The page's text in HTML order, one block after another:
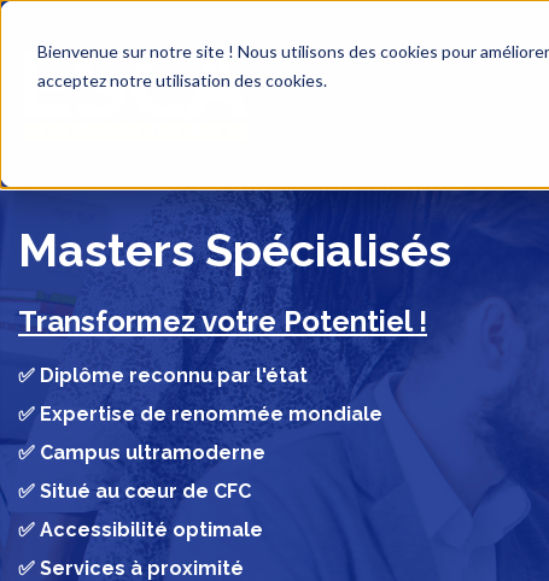
Bienvenue sur notre site ! Nous utilisons des cookies pour
acceptez notre utilisation des cookies.
Masters Spécialisés
Transformez votre Potentiel !
✅ Diplôme reconnu par l'état
✅ Expertise de renommée mondiale
✅ Campus ultramoderne
✅ Situé au cœur de CFC
✅ Accessibilité optimale
✅ Services à proximité